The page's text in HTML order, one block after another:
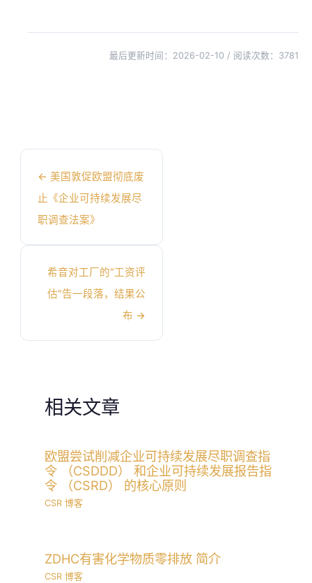
最后更新时间：2026-02-10 / 阅读次数： 3781
← 美国敦促欧盟彻底废
止《企业可持续发展尽
职调查法案》
希音对工厂的“工资评
估”告一段落，结果公
布 →
相关文章
欧盟尝试削减企业可持续发展尽职调查指
令 （CSDDD） 和企业可持续发展报告指
令 （CSRD） 的核心原则
CSR 博客
ZDHC有害化学物质零排放 简介
CSR 博客